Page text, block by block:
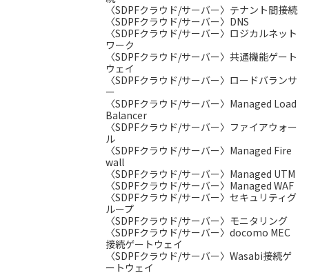
〈SDPFクラウド/サーバー〉テナント間接続
〈SDPFクラウド/サーバー〉DNS
〈SDPFクラウド/サーバー〉ロジカルネット
ワーク
〈SDPFクラウド/サーバー〉共通機能ゲート
ウェイ
〈SDPFクラウド/サーバー〉ロードバランサ
ー
〈SDPFクラウド/サーバー〉Managed Load
Balancer
〈SDPFクラウド/サーバー〉ファイアウォー
ル
〈SDPFクラウド/サーバー〉Managed Fire
wall
〈SDPFクラウド/サーバー〉Managed UTM
〈SDPFクラウド/サーバー〉Managed WAF
〈SDPFクラウド/サーバー〉セキュリティグ
ループ
〈SDPFクラウド/サーバー〉モニタリング
〈SDPFクラウド/サーバー〉docomo MEC
接続ゲートウェイ
〈SDPFクラウド/サーバー〉Wasabi接続ゲ
ートウェイ